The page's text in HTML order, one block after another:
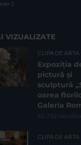
2
VIZUALIZATE
CLIPA DE ARTA
Expoziția
pictură și
sculptură
oarea
Galeria
62.732
CLIPA DE ARTA